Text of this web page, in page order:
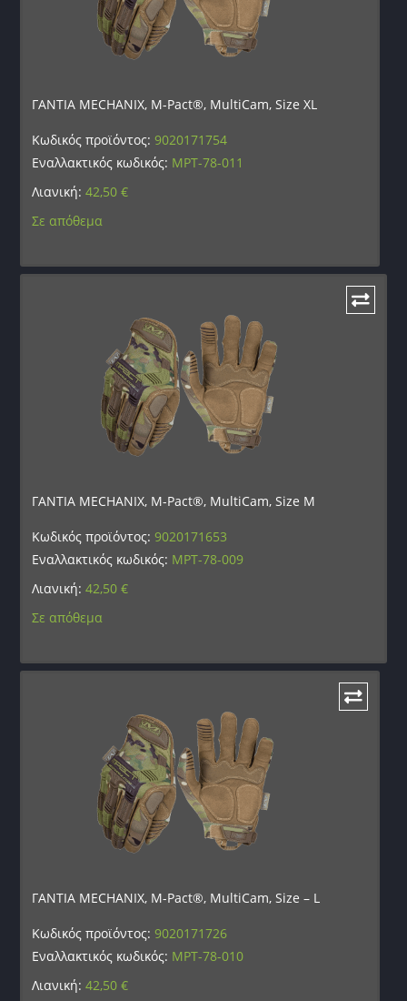
ΓΑΝΤΙΑ MECHANIX, M-Pact®, MultiCam, Size XL
Κωδικός προϊόντος:9020171754
Εναλλακτικός κωδικός: MPT-78-011
Λιανική:42,50€
Σε απόθεμα
ΓΑΝΤΙΑ MECHANIX, M-Pact®, MultiCam, Size M
Κωδικός προϊόντος:9020171653
Εναλλακτικός κωδικός: MPT-78-009
Λιανική:42,50€
Σε απόθεμα
ΓΑΝΤΙΑ MECHANIX, M-Pact®, MultiCam, Size – L
Κωδικός προϊόντος:9020171726
Εναλλακτικός κωδικός: MPT-78-010
Λιανική:42,50€